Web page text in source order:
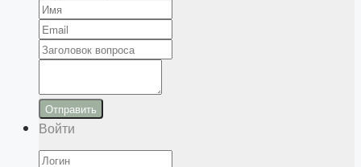
Отправить
Войти